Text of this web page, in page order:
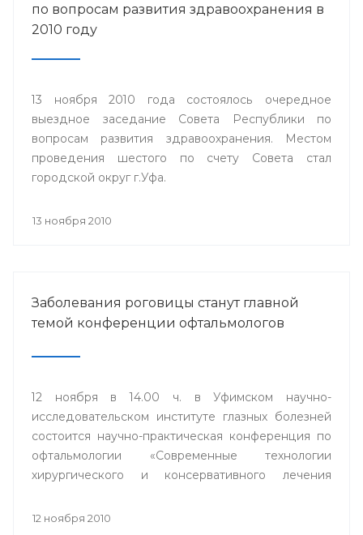
по вопросам развития здравоохранения в
2010 году
13 ноября 2010 года состоялось очередное
выездное заседание Совета Республики по
вопросам развития здравоохранения. Местом
проведения шестого по счету Совета стал
городской округ г.Уфа.
13 ноября 2010
Заболевания роговицы станут главной
темой конференции офтальмологов
12 ноября в 14.00 ч. в Уфимском научно-
исследовательском институте глазных болезней
состоится научно-практическая конференция по
офтальмологии «Современные технологии
хирургического и консервативного лечения
участием.
12 ноября 2010